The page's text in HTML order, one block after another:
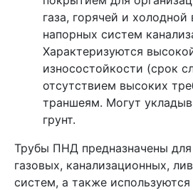
газа, горячей и
напорных систем
Характеризуются
износостойкости (срок
отсутствием высоких
траншеям. Могут
грунт.
Трубы ПНД предназначены для
газовых, канализационных,
систем, а также